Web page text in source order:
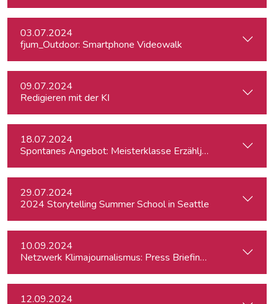
03.07.2024
fjum_Outdoor: Smartphone Videowalk
09.07.2024
Redigieren mit der KI
18.07.2024
Spontanes Angebot: Meisterklasse Erzähljournalismus –
29.07.2024
2024 Storytelling Summer School in Seattle
10.09.2024
Netzwerk Klimajournalismus: Press Briefing zur
12.09.2024